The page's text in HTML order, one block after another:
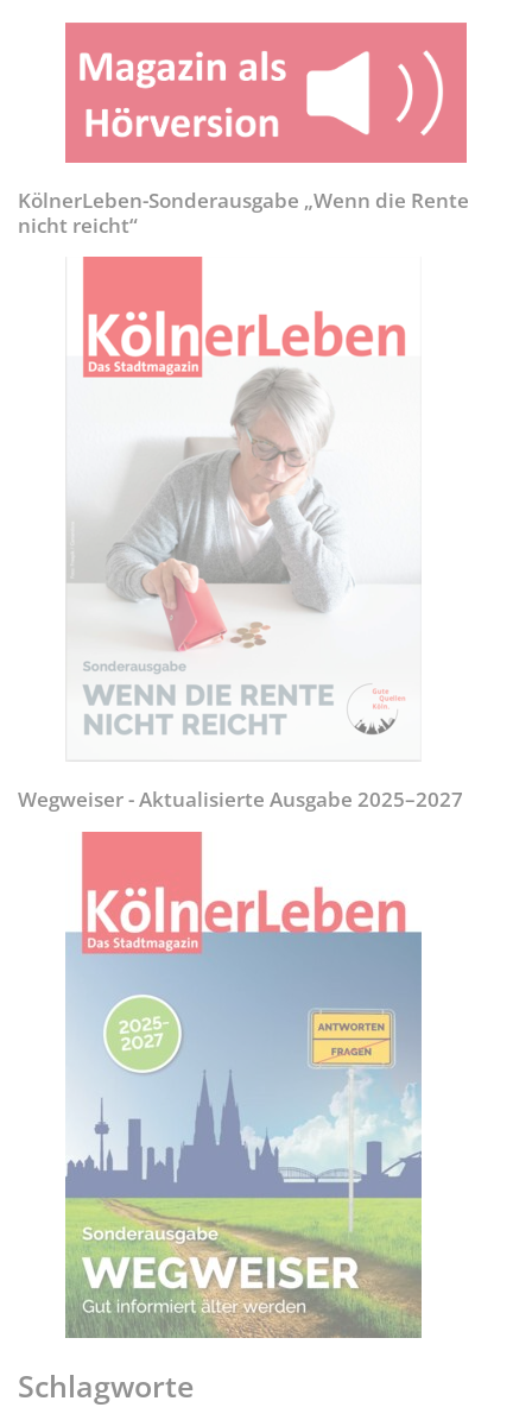
KölnerLeben-Sonderausgabe „Wenn die Rente
nicht reicht“
Wegweiser - Aktualisierte Ausgabe 2025–2027
Schlagworte